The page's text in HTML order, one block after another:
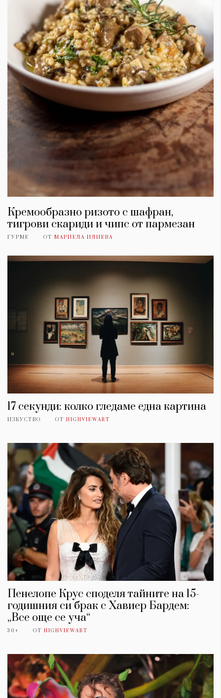
Кремообразно ризото с шафран,
тигрови скариди и чипс от пармезан
ГУРМЕ ОТ МАРИЕЛА ИЛИЕВА
17 секунди: колко гледаме една картина
ИЗКУСТВО ОТ HIGHVIEWART
Пенелопе Крус споделя тайните на 15-
годишния си брак с Хавиер Бардем:
„Все още се уча“
30+ ОТ HIGHVIEWART